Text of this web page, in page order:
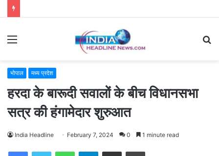
Menu
भोपाल मध्य प्रदेश
हरदा के बारूदी सवालों के बीच विधानसभा
सत्र की हंगामेदार शुरुआत
India Headline February 7, 2024 0 1 minute read
WhatsAppTelegramShare via Email Print